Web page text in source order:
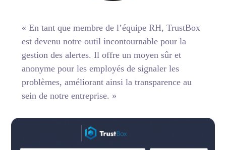
« En tant que membre de l’équipe RH, TrustBox
est devenu notre outil incontournable pour la
gestion des alertes. Il offre un moyen sûr et
anonyme pour les employés de signaler les
problèmes, améliorant ainsi la transparence au
sein de notre entreprise. »